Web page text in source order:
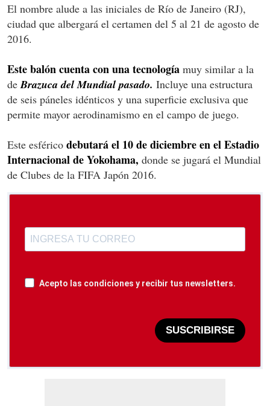
El nombre alude a las iniciales de Río de Janeiro (RJ),
ciudad que albergará el certamen del 5 al 21 de agosto de
2016.
Este balón cuenta con una tecnología muy similar a la
de Brazuca del Mundial pasado. Incluye una estructura
de seis páneles idénticos y una superficie exclusiva que
permite mayor aerodinamismo en el campo de juego.
Este esférico debutará el 10 de diciembre en el Estadio
Internacional de Yokohama, donde se jugará el Mundial
de Clubes de la FIFA Japón 2016.
Acepto las condiciones y recibir tus newsletters.
SUSCRIBIRSE